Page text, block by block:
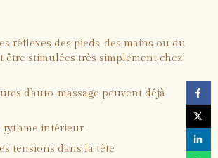
réflexes des pieds, des mains ou du
être stimulées très simplement chez
d’auto-massage peuvent déjà
rythme intérieur
tensions dans la tête